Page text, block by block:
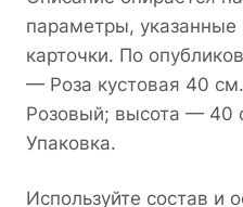
параметры, указанные
карточки. По
— Роза кустовая 40
Розовый; высота —
Упаковка.
Используйте состав и